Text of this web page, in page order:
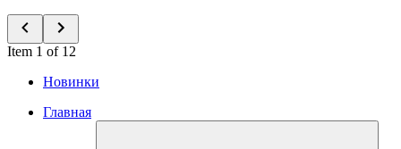
Item 1 of 12
Новинки
Главная